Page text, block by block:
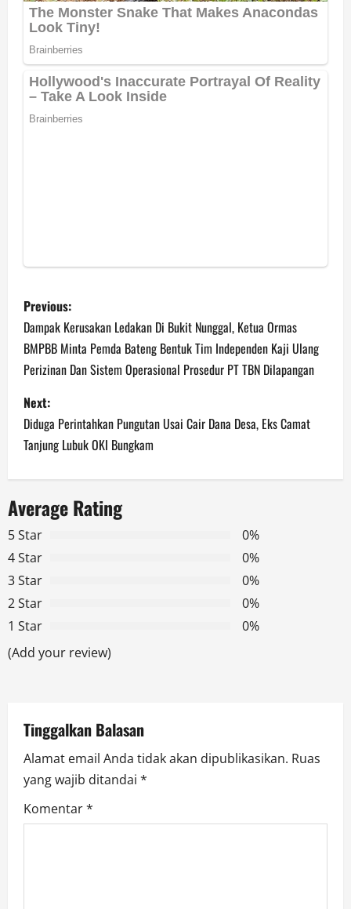
P
o
s
t
n
v
i
g
a
t
i
n
Previous:
Dampak Kerusakan Ledakan Di Bukit Nunggal, Ketua Ormas
BMPBB Minta Pemda Bateng Bentuk Tim Independen Kaji Ulang
Perizinan Dan Sistem Operasional Prosedur PT TBN Dilapangan
Next:
Diduga Perintahkan Pungutan Usai Cair Dana Desa, Eks Camat
Tanjung Lubuk OKI Bungkam
Average Rating
5 Star
0%
4 Star
0%
3 Star
0%
2 Star
0%
1 Star
0%
(Add your review)
Tinggalkan Balasan
Alamat email Anda tidak akan dipublikasikan. Ruas
yang wajib ditandai *
Komentar*